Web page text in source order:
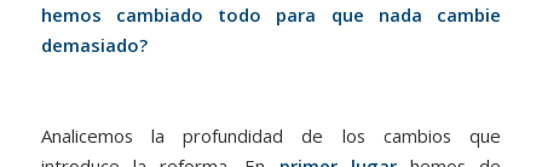
hemos cambiado todo para que nada cambie
demasiado?
Analicemos la profundidad de los cambios que